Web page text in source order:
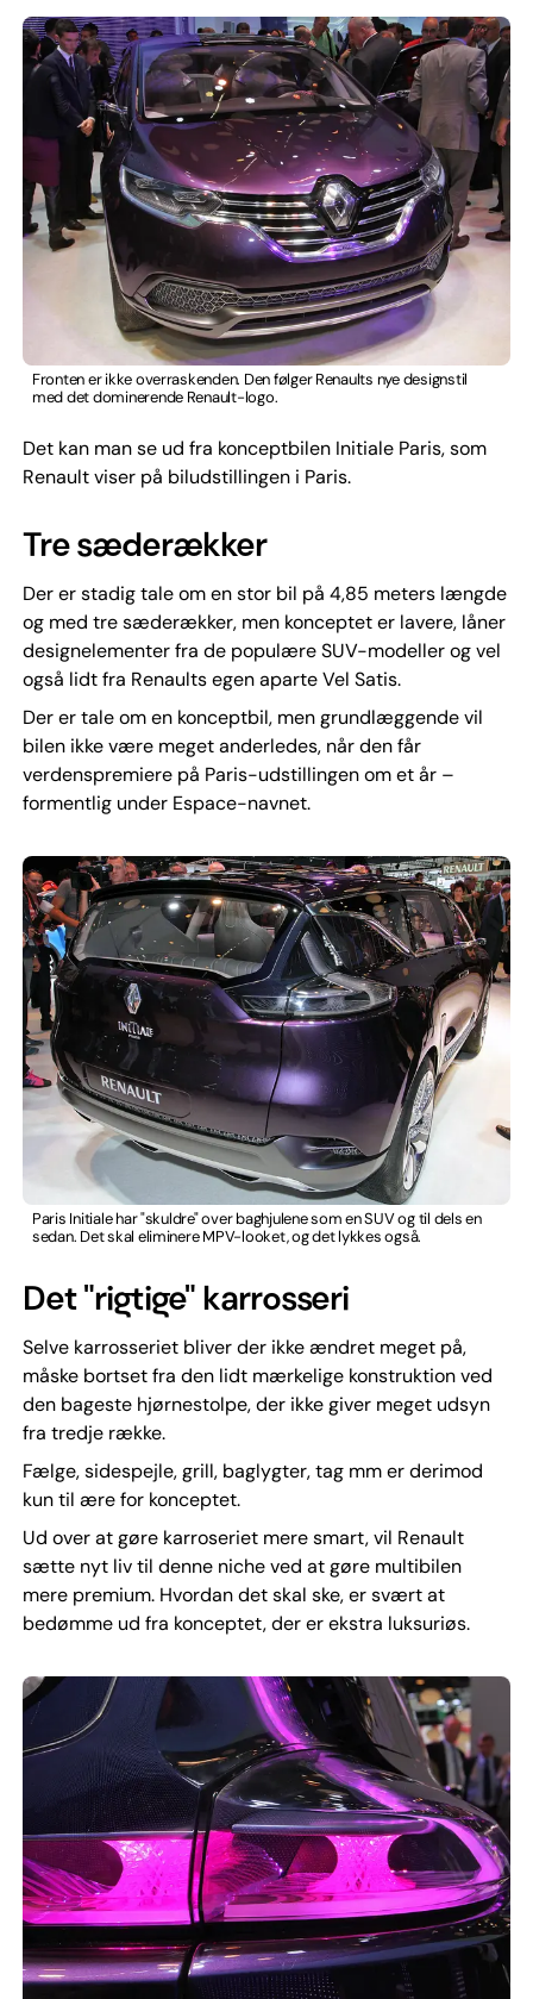
Fronten er ikke overraskenden. Den følger Renaults nye designstil
med det dominerende Renault-logo.
Det kan man se ud fra konceptbilen Initiale Paris, som
Renault viser på biludstillingen i Paris.
Tre sæderækker
Der er stadig tale om en stor bil på 4,85 meters længde
og med tre sæderækker, men konceptet er lavere, låner
designelementer fra de populære SUV-modeller og vel
også lidt fra Renaults egen aparte Vel Satis.
Der er tale om en konceptbil, men grundlæggende vil
bilen ikke være meget anderledes, når den får
verdenspremiere på Paris-udstillingen om et år –
formentlig under Espace-navnet.
Paris Initiale har "skuldre" over baghjulene som en SUV og til dels en
sedan. Det skal eliminere MPV-looket, og det lykkes også.
Det "rigtige" karrosseri
Selve karrosseriet bliver der ikke ændret meget på,
måske bortset fra den lidt mærkelige konstruktion ved
den bageste hjørnestolpe, der ikke giver meget udsyn
fra tredje række.
Fælge, sidespejle, grill, baglygter, tag mm er derimod
kun til ære for konceptet.
Ud over at gøre karroseriet mere smart, vil Renault
sætte nyt liv til denne niche ved at gøre multibilen
mere premium. Hvordan det skal ske, er svært at
bedømme ud fra konceptet, der er ekstra luksuriøs.